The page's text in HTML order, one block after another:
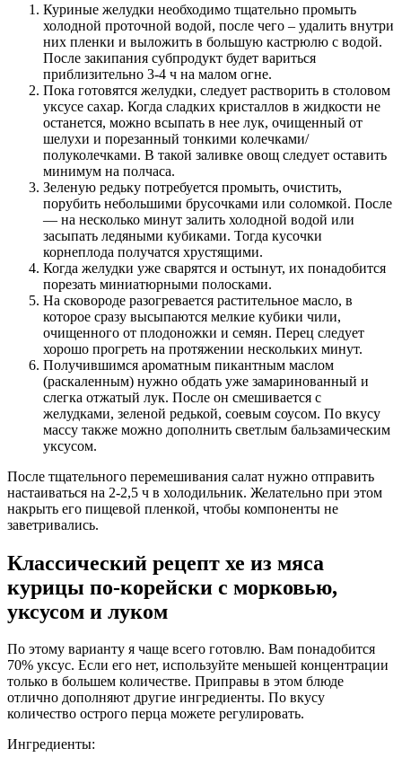
Куриные желудки необходимо тщательно промыть
холодной проточной водой, после чего – удалить внутри
них пленки и выложить в большую кастрюлю с водой.
После закипания субпродукт будет вариться
приблизительно 3-4 ч на малом огне.
Пока готовятся желудки, следует растворить в столовом
уксусе сахар. Когда сладких кристаллов в жидкости не
останется, можно всыпать в нее лук, очищенный от
шелухи и порезанный тонкими колечками/
полуколечками. В такой заливке овощ следует оставить
минимум на полчаса.
Зеленую редьку потребуется промыть, очистить,
порубить небольшими брусочками или соломкой. После
— на несколько минут залить холодной водой или
засыпать ледяными кубиками. Тогда кусочки
корнеплода получатся хрустящими.
Когда желудки уже сварятся и остынут, их понадобится
порезать миниатюрными полосками.
На сковороде разогревается растительное масло, в
которое сразу высыпаются мелкие кубики чили,
очищенного от плодоножки и семян. Перец следует
хорошо прогреть на протяжении нескольких минут.
Получившимся ароматным пикантным маслом
(раскаленным) нужно обдать уже замаринованный и
слегка отжатый лук. После он смешивается с
желудками, зеленой редькой, соевым соусом. По вкусу
массу также можно дополнить светлым бальзамическим
уксусом.
После тщательного перемешивания салат нужно отправить
настаиваться на 2-2,5 ч в холодильник. Желательно при этом
накрыть его пищевой пленкой, чтобы компоненты не
заветривались.
Классический рецепт хе из мяса
курицы по-корейски с морковью,
уксусом и луком
По этому варианту я чаще всего готовлю. Вам понадобится
70% уксус. Если его нет, используйте меньшей концентрации
только в большем количестве. Приправы в этом блюде
отлично дополняют другие ингредиенты. По вкусу
количество острого перца можете регулировать.
Ингредиенты: